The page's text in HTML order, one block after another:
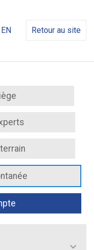
EN Retour au site